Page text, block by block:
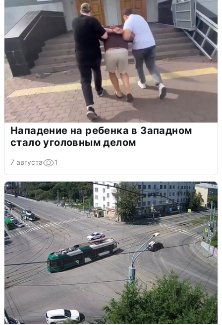
Нападение на ребенка в Западном
стало уголовным делом
7 августа 1